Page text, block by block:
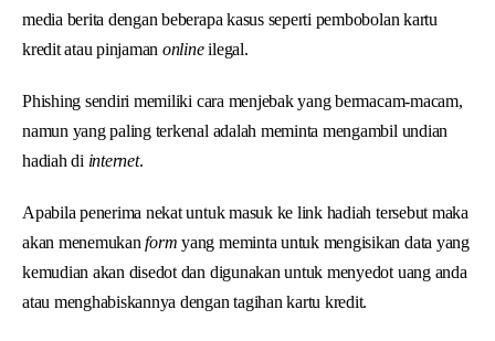
media berita dengan beberapa kasus seperti pembobolan kartu
kredit atau pinjaman onlineilegal.
Phishing sendiri memiliki cara menjebak yang bermacam-macam,
namun yang paling terkenal adalah meminta mengambil undian
hadiah di internet.
Apabila penerima nekat untuk masuk ke link hadiah tersebut maka
akan menemukan form yang meminta untuk mengisikan data yang
kemudian akan disedot dan digunakan untuk menyedot uang anda
atau menghabiskannya dengan tagihan kartu kredit.